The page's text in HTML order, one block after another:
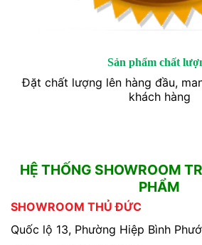
Sản phẩm chất
Đặt chất lượng lên hàng đầu,
khách hàng
HỆ THỐNG SHOWROOM
PHẨM
SHOWROOM THỦ ĐỨC
Quốc lộ 13, Phường Hiệp Bình